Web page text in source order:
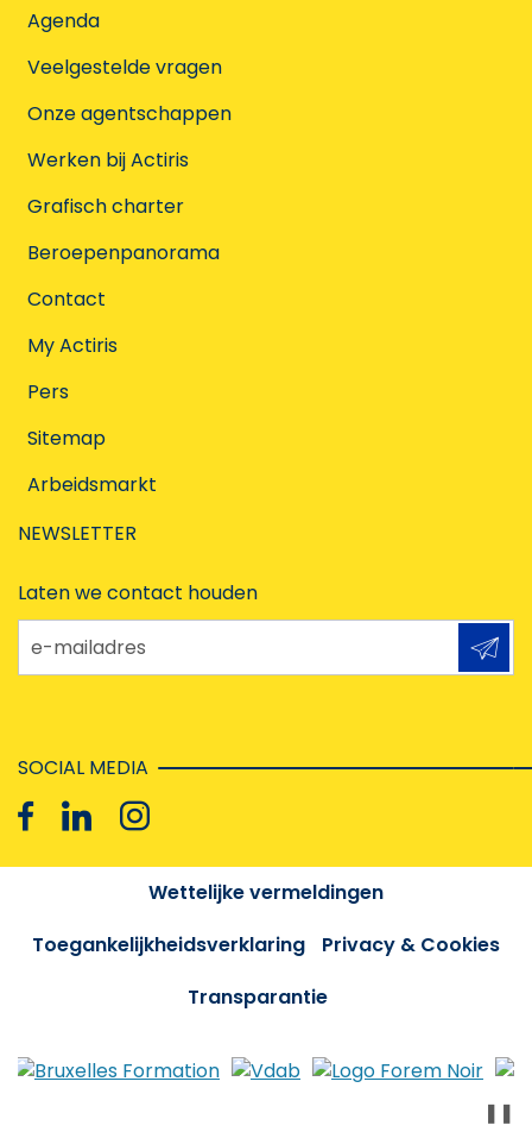
Agenda
Veelgestelde vragen
Onze agentschappen
Werken bij Actiris
Grafisch charter
Beroepenpanorama
Contact
My Actiris
Pers
Sitemap
Arbeidsmarkt
NEWSLETTER
Laten we contact houden
e-mailadres
SOCIAL MEDIA
Wettelijke vermeldingen
Toegankelijkheidsverklaring
Privacy & Cookies
Transparantie
❚❚